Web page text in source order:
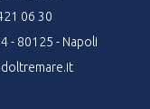
06 30
- 80125 - Napoli